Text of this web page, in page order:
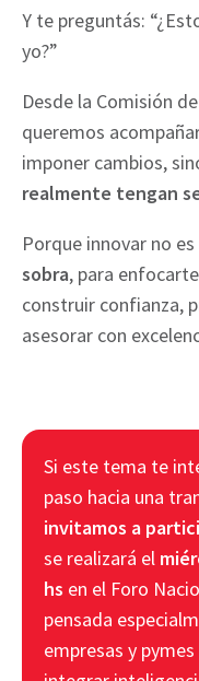
Y te preguntás:
yo?”
Desde la Comisión
queremos
imponer cambios,
realmente tengan
Porque innovar no
sobra, para
construir confianza,
asesorar con
Si este tema te
paso hacia una
invitamos a
se realizará el
hs en el Foro
pensada
empresas y